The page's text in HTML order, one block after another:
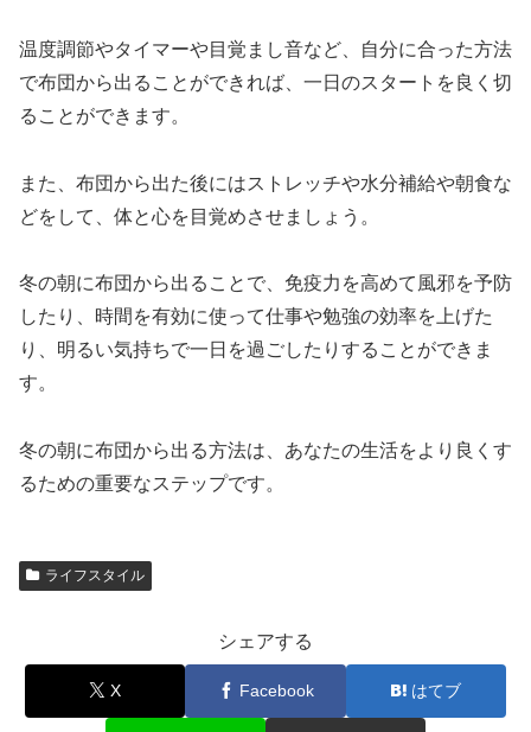
温度調節やタイマーや目覚まし音など、自分に合った方法
で布団から出ることができれば、一日のスタートを良く切
ることができます。
また、布団から出た後にはストレッチや水分補給や朝食な
どをして、体と心を目覚めさせましょう。
冬の朝に布団から出ることで、免疫力を高めて風邪を予防
したり、時間を有効に使って仕事や勉強の効率を上げた
り、明るい気持ちで一日を過ごしたりすることができま
す。
冬の朝に布団から出る方法は、あなたの生活をより良くす
るための重要なステップです。
ライフスタイル
シェアする
X Facebook はてブ